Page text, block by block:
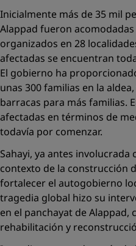
Inicialmente más de 35 mil
Alappad fueron
organizados en 28
afectadas se encuentran
El gobierno ha
unas 300 familias en la
barracas para más familias.
afectadas en términos de
todavía por comenzar.
Sahayi, ya antes involucrada
contexto de la construcción
fortalecer el autogobierno
tragedia global hizo su
en el panchayat de Alappad,
rehabilitación y